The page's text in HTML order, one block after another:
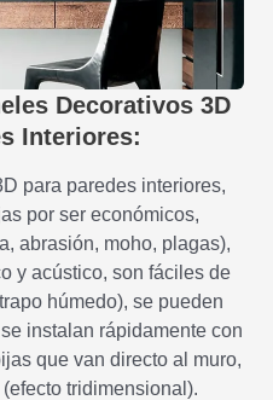
Decorativos 3D
Interiores:
para paredes interiores,
por ser económicos,
abrasión, moho, plagas),
y acústico, son fáciles de
húmedo), se pueden
instalan rápidamente con
que van directo al muro,
tridimensional).